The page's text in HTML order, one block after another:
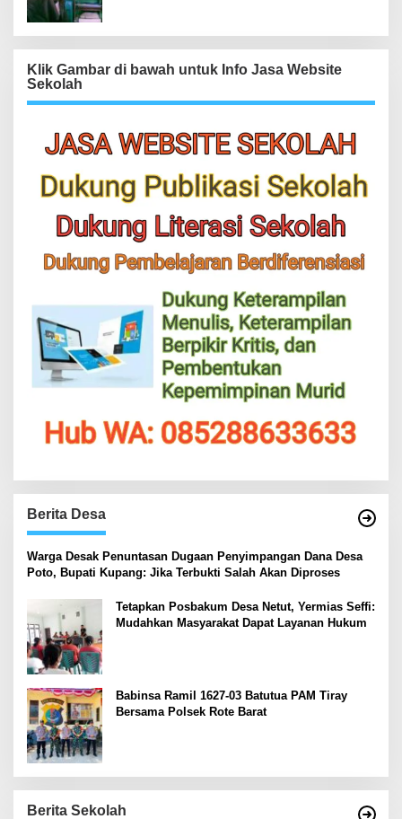
Klik Gambar di bawah untuk Info Jasa Website
Sekolah
Berita Desa
‎Warga Desak Penuntasan Dugaan Penyimpangan Dana Desa
Poto, Bupati Kupang: Jika Terbukti Salah Akan Diproses
Tetapkan Posbakum Desa Netut, Yermias Seffi:
Mudahkan Masyarakat Dapat Layanan Hukum
Babinsa Ramil 1627-03 Batutua PAM Tiray
Bersama Polsek Rote Barat
Berita Sekolah